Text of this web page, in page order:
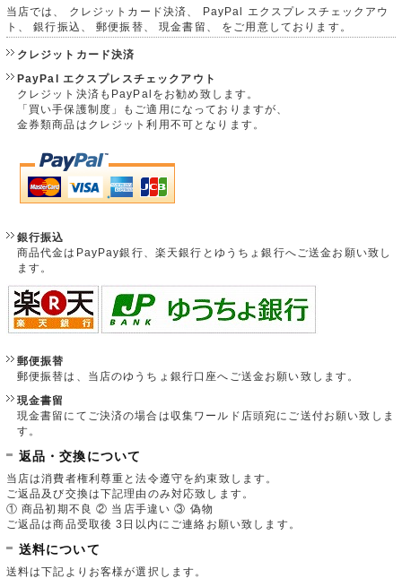
当店では、 クレジットカード決済、 PayPal エクスプレスチェックアウ
ト、 銀行振込、 郵便振替、 現金書留、 をご用意しております。
クレジットカード決済
PayPal エクスプレスチェックアウト
クレジット決済もPayPalをお勧め致します。
「買い手保護制度」もご適用になっておりますが、
金券類商品はクレジット利用不可となります。
銀行振込
商品代金はPayPay銀行、楽天銀行とゆうちょ銀行へご送金お願い致し
ます。
郵便振替
郵便振替は、当店のゆうちょ銀行口座へご送金お願い致します。
現金書留
現金書留にてご決済の場合は収集ワールド店頭宛にご送付お願い致しま
す。
返品・交換について
当店は消費者権利尊重と法令遵守を約束致します。
ご返品及び交換は下記理由のみ対応致します。
① 商品初期不良 ② 当店手違い ③ 偽物
ご返品は商品受取後 3日以内にご連絡お願い致します。
送料について
送料は下記よりお客様が選択します。